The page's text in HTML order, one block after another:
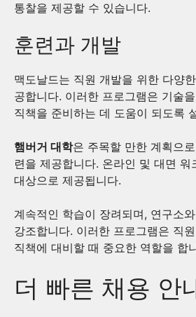
통찰을 제공할 수 있습니다.
훈련과 개발
맥도날드는 직원 개발을 위한 다양
공합니다. 이러한 프로그램은 기술
직책을 준비하는 데 도움이 되도록
햄버거 대학은 주목할 만한 계획으
련을 제공합니다. 온라인 및 대면 워
대상으로 제공됩니다.
계속적인 학습이 장려되며, 연구소
강조합니다. 이러한 프로그램은 직
직책에 대비할 때 중요한 역할을 합
더 빠른 채용 안